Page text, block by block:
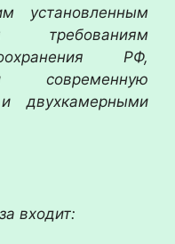
установленным
требованиям
РФ,
современную
двухкамерными
входит: